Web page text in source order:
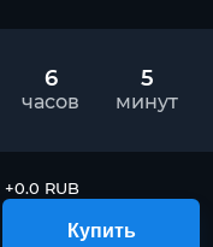
6
часов
5
минут
+0.0 RUB
Купить